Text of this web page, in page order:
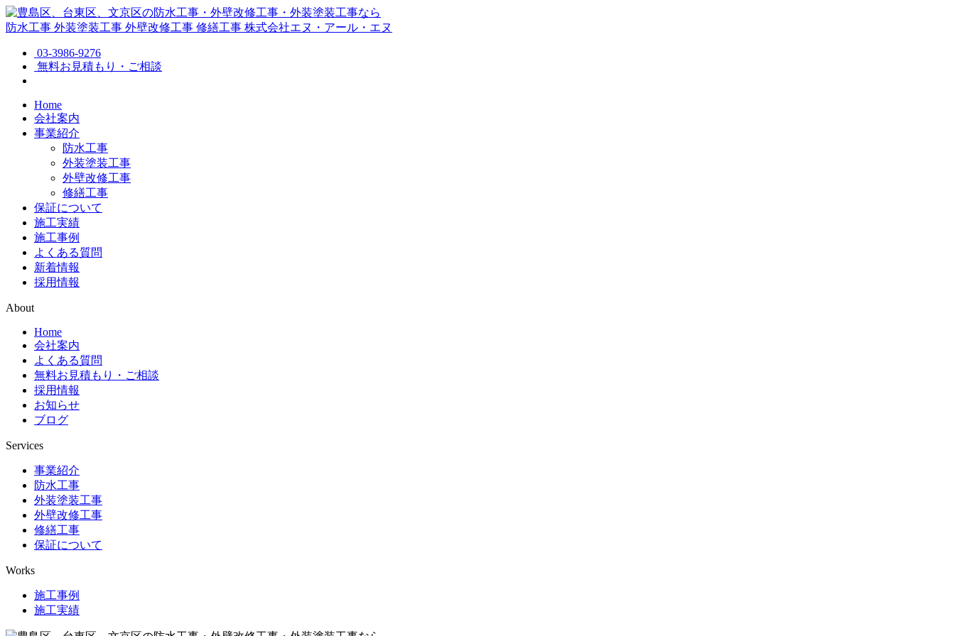
防水工事 外装塗装工事 外壁改修工事 修繕工事 株式会社エヌ・アール・エヌ
03-3986-9276
無料お見積もり・ご相談
Home
会社案内
事業紹介
防水工事
外装塗装工事
外壁改修工事
修繕工事
保証について
施工実績
施工事例
よくある質問
新着情報
採用情報
About
Home
会社案内
よくある質問
無料お見積もり・ご相談
採用情報
お知らせ
ブログ
Services
事業紹介
防水工事
外装塗装工事
外壁改修工事
修繕工事
保証について
Works
施工事例
施工実績